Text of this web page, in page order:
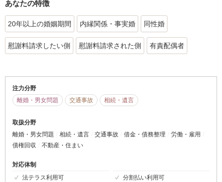
あなたの特徴
20年以上の婚姻期間 内縁関係・事実婚 同性婚
慰謝料請求したい側 慰謝料請求された側 有責配偶者
注力分野
離婚・男女問題
交通事故 相続・遺言
取扱分野
離婚・男女問題
相続・遺言 交通事故 借金・債務整理
労働・雇用
債権回収
不動産・住まい
対応体制
法テラス利用可
分割払い利用可